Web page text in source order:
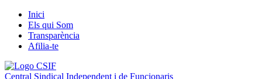
Inici
Els qui Som
Transparència
Afilia-te
Central Sindical Independent i de Funcionaris